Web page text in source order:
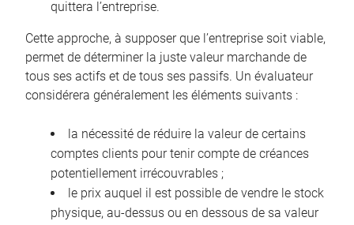
quittera l’entreprise.
Cette approche, à supposer que l’entreprise soit viable,
permet de déterminer la juste valeur marchande de
tous ses actifs et de tous ses passifs. Un évaluateur
considérera généralement les éléments suivants :
la nécessité de réduire la valeur de certains
comptes clients pour tenir compte de créances
potentiellement irrécouvrables ;
le prix auquel il est possible de vendre le stock
physique, au-dessus ou en dessous de sa valeur